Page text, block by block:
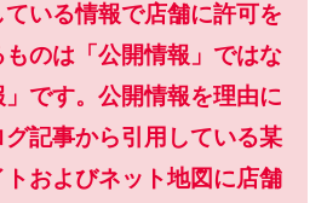
いる情報で店舗に許可を
のは「公開情報」ではな
」です。公開情報を理由に
記事から引用している某
およびネット地図に店舗